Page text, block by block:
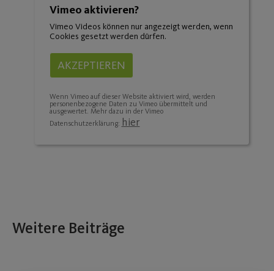
Vimeo aktivieren?
Vimeo Videos können nur angezeigt werden, wenn
Cookies gesetzt werden dürfen.
AKZEPTIEREN
Wenn Vimeo auf dieser Website aktiviert wird, werden
personenbezogene Daten zu Vimeo übermittelt und
ausgewertet. Mehr dazu in der Vimeo
Datenschutzerklärung: hier
Weitere Beiträge